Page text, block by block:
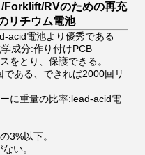
Forklift/RVのための再充
リチウム電池
acid電池より優秀である
成分:作り付けPCB
をとり、保護できる。
ある、できれば2000回リ
に重量の比率:lead-acid電
3%以下。
い。